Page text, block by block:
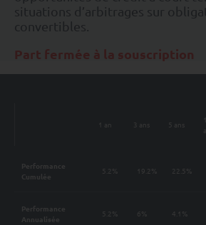
situations d’arbitrages sur
convertibles.
Part fermée à la souscription
1 an 3 ans 5 ans
Performance
Cumulée
5.2% 19.2% 22.5%
Performance
Annualisée
5.2% 6% 4.1%